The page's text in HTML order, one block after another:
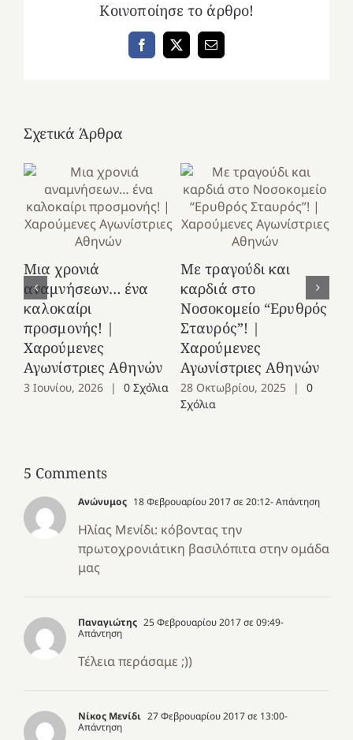
Κοινοποίησε το άρθρο!
Facebook
X Email
Σχετικά Άρθρα
Μια χρονιά
αναμνήσεων… ένα
καλοκαίρι
προσμονής! |
Χαρούμενες
Αγωνίστριες Αθηνών
3 Ιουνίου, 2026 | 0 Σχόλια
Με τραγούδι και
καρδιά στο
Νοσοκομείο “Ερυθρός
Σταυρός”! |
Χαρούμενες
Αγωνίστριες Αθηνών
28 Οκτωβρίου, 2025 |
0
Σχόλια
5 Comments
Ανώνυμος 18 Φεβρουαρίου 2017 σε 20:12- Απάντηση
Ηλίας Μενίδι: κόβοντας την
πρωτοχρονιάτικη βασιλόπιτα στην ομάδα
μας
Παναγιώτης 25 Φεβρουαρίου 2017 σε 09:49-
Απάντηση
Τέλεια περάσαμε ;))
Nίκος Μενίδι 27 Φεβρουαρίου 2017 σε 13:00-
Απάντηση